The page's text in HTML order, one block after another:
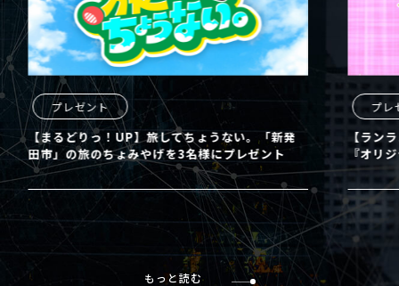
プレゼント
【まるどりっ！UP】旅してちょうない。「新発
田市」の旅のちょみやげを3名様にプレゼント
プレ
【ラン
『オリ
もっと読む